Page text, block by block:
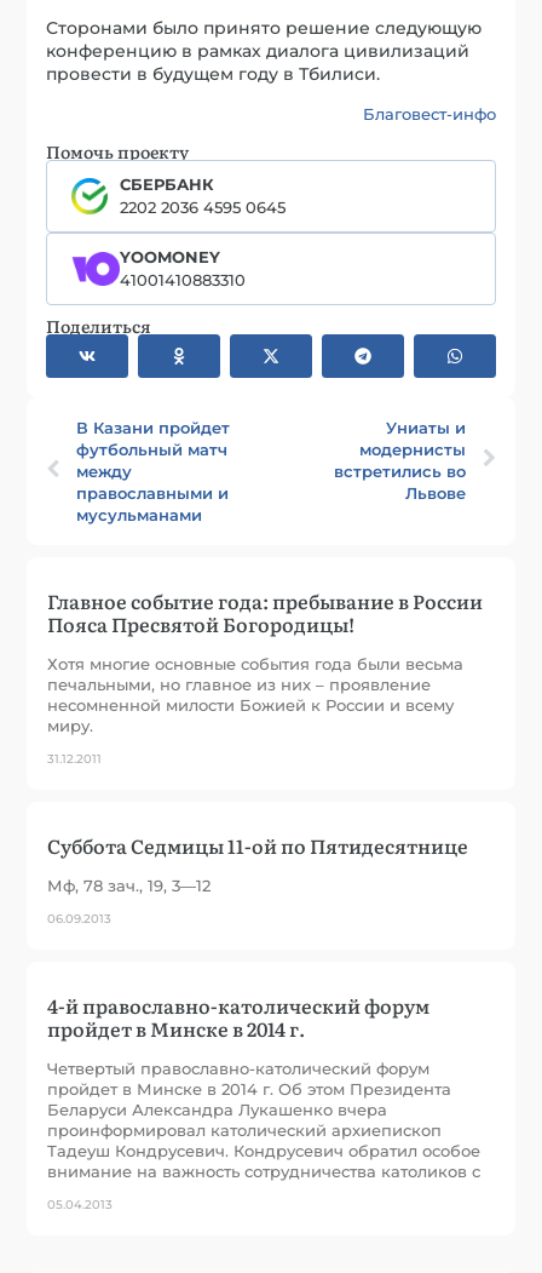
Сторонами было принято решение следующую
конференцию в рамках диалога цивилизаций
провести в будущем году в Тбилиси.
Благовест-инфо
Помочь проекту
СБЕРБАНК
2202 2036 4595 0645
YOOMONEY
41001410883310
Поделиться
В Казани пройдет
футбольный матч
между
православными и
мусульманами
Униаты и
модернисты
встретились во
Львове
Главное событие года: пребывание в России
Пояса Пресвятой Богородицы!
Хотя многие основные события года были весьма
печальными, но главное из них – проявление
несомненной милости Божией к России и всему
миру.
31.12.2011
Суббота Седмицы 11-ой по Пятидесятнице
Мф, 78 зач., 19, 3—12
06.09.2013
4-й православно-католический форум
пройдет в Минске в 2014 г.
Четвертый православно-католический форум
пройдет в Минске в 2014 г. Об этом Президента
Беларуси Александра Лукашенко вчера
проинформировал католический архиепископ
Тадеуш Кондрусевич. Кондрусевич обратил особое
внимание на важность сотрудничества католиков с
05.04.2013